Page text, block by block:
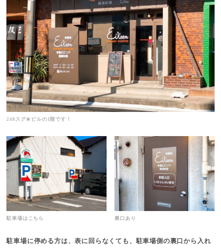
248スグ★ビルの1階です！
駐車場はこちら 裏口あり
駐車場に停める方は、表に回らなくても、駐車場側の裏口から入れ